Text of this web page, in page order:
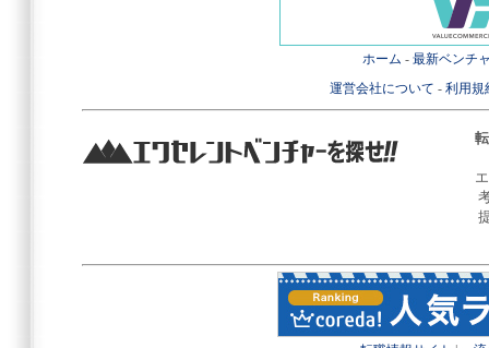
ホーム - 最新ベンチ
運営会社について - 利用規